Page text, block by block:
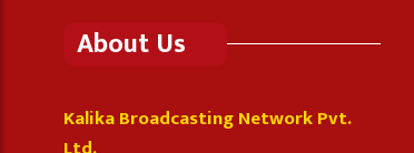
About Us
Kalika Broadcasting Network Pvt.